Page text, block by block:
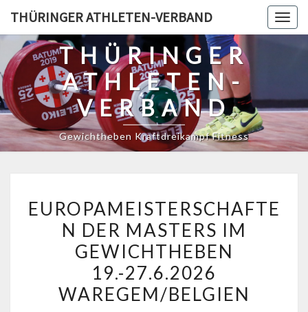
content
THÜRINGER ATHLETEN-VERBAND
THÜRINGER
ATHLETEN-
VERBAND
Gewichtheben Kraftdreikampf Fitness
DER
MASTERS
IM
GEWICHTHEBEN
19.-27.6.2026
WAREGEM/BELGIEN
EUROPAMEISTERSCHAFTE
N DER MASTERS IM
GEWICHTHEBEN
19.-27.6.2026
WAREGEM/BELGIEN